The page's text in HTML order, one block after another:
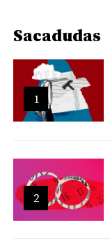
Sacadudas
1
2